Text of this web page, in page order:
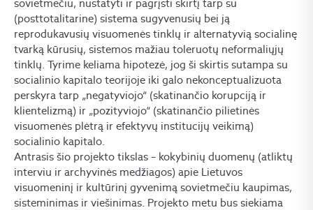
sovietmečiu, nustatyti ir pagrįsti skirtį tarp su
(posttotalitarine) sistema sugyvenusių bei ją
reprodukavusių visuomenės tinklų ir alternatyvią socialinę
tvarką kūrusių, sistemos mažiau toleruotų neformaliųjų
tinklų. Tyrime keliama hipotezė, jog ši skirtis sutampa su
socialinio kapitalo teorijoje iki galo nekonceptualizuota
perskyra tarp „negatyviojo“ (skatinančio korupciją ir
klientelizmą) ir „pozityviojo“ (skatinančio pilietinės
visuomenės plėtrą ir efektyvų institucijų veikimą)
socialinio kapitalo.
Antrasis šio projekto tikslas – kokybinių duomenų (atliktų
interviu ir archyvinės medžiagos) apie Lietuvos
visuomeninį ir kultūrinį gyvenimą sovietmečiu kaupimas,
sisteminimas ir viešinimas. Projekto metu bus siekiama